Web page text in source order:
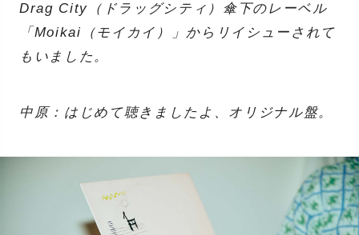
Drag City（ドラッグシティ）傘下のレーベル
「Moikai（モイカイ）」からリイシューされて
もいました。
中原：はじめて聴きましたよ、オリジナル盤。